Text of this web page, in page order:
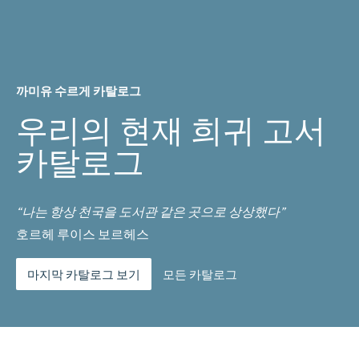
까미유 수르게 카탈로그
우리의 현재 희귀 고서
카탈로그
“나는 항상 천국을 도서관 같은 곳으로 상상했다”
호르헤 루이스 보르헤스
마지막 카탈로그 보기 모든 카탈로그